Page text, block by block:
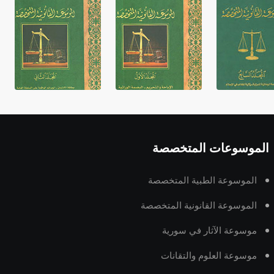
الموسوعات المتخصصة
الموسوعة الطبية المتخصصة
الموسوعة القانونية المتخصصة
موسوعة الآثار في سورية
موسوعة العلوم والتقانات